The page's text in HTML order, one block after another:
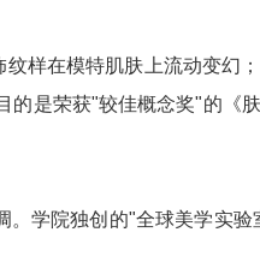
样在模特肌肤上流动变幻
是荣获"较佳概念奖"的《
学院独创的"全球美学实